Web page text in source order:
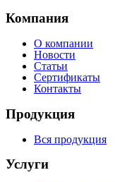
Компания
О компании
Новости
Статьи
Сертификаты
Контакты
Продукция
Вся продукция
Услуги